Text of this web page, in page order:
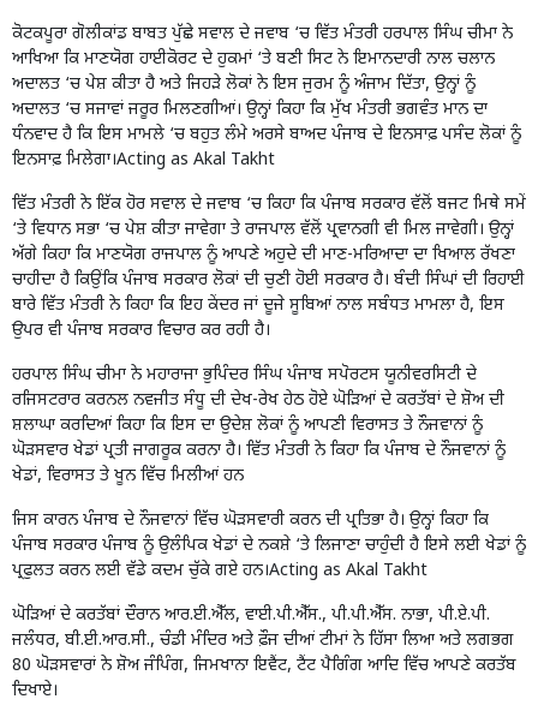
ਕੋਟਕਪੂਰਾ ਗੋਲੀਕਾਂਡ ਬਾਬਤ ਪੁੱਛੇ ਸਵਾਲ ਦੇ ਜਵਾਬ ‘ਚ ਵਿੱਤ ਮੰਤਰੀ ਹਰਪਾਲ ਸਿੰਘ ਚੀਮਾ ਨੇ
ਆਖਿਆ ਕਿ ਮਾਣਯੋਗ ਹਾਈਕੋਰਟ ਦੇ ਹੁਕਮਾਂ ‘ਤੇ ਬਣੀ ਸਿਟ ਨੇ ਇਮਾਨਦਾਰੀ ਨਾਲ ਚਲਾਨ
ਅਦਾਲਤ ‘ਚ ਪੇਸ਼ ਕੀਤਾ ਹੈ ਅਤੇ ਜਿਹੜੇ ਲੋਕਾਂ ਨੇ ਇਸ ਜੁਰਮ ਨੂੰ ਅੰਜਾਮ ਦਿੱਤਾ, ਉਨ੍ਹਾਂ ਨੂੰ
ਅਦਾਲਤ ‘ਚ ਸਜਾਵਾਂ ਜਰੂਰ ਮਿਲਣਗੀਆਂ। ਉਨ੍ਹਾਂ ਕਿਹਾ ਕਿ ਮੁੱਖ ਮੰਤਰੀ ਭਗਵੰਤ ਮਾਨ ਦਾ
ਧੰਨਵਾਦ ਹੈ ਕਿ ਇਸ ਮਾਮਲੇ ‘ਚ ਬਹੁਤ ਲੰਮੇ ਅਰਸੇ ਬਾਅਦ ਪੰਜਾਬ ਦੇ ਇਨਸਾਫ਼ ਪਸੰਦ ਲੋਕਾਂ ਨੂੰ
ਇਨਸਾਫ਼ ਮਿਲੇਗਾ।Acting as Akal Takht
ਵਿੱਤ ਮੰਤਰੀ ਨੇ ਇੱਕ ਹੋਰ ਸਵਾਲ ਦੇ ਜਵਾਬ ‘ਚ ਕਿਹਾ ਕਿ ਪੰਜਾਬ ਸਰਕਾਰ ਵੱਲੋਂ ਬਜਟ ਮਿਥੇ ਸਮੇਂ
‘ਤੇ ਵਿਧਾਨ ਸਭਾ ‘ਚ ਪੇਸ਼ ਕੀਤਾ ਜਾਵੇਗਾ ਤੇ ਰਾਜਪਾਲ ਵੱਲੋਂ ਪ੍ਰਵਾਨਗੀ ਵੀ ਮਿਲ ਜਾਵੇਗੀ। ਉਨ੍ਹਾਂ
ਅੱਗੇ ਕਿਹਾ ਕਿ ਮਾਣਯੋਗ ਰਾਜਪਾਲ ਨੂੰ ਆਪਣੇ ਅਹੁਦੇ ਦੀ ਮਾਣ-ਮਰਿਆਦਾ ਦਾ ਖਿਆਲ ਰੱਖਣਾ
ਚਾਹੀਦਾ ਹੈ ਕਿਉਂਕਿ ਪੰਜਾਬ ਸਰਕਾਰ ਲੋਕਾਂ ਦੀ ਚੁਣੀ ਹੋਈ ਸਰਕਾਰ ਹੈ। ਬੰਦੀ ਸਿੰਘਾਂ ਦੀ ਰਿਹਾਈ
ਬਾਰੇ ਵਿੱਤ ਮੰਤਰੀ ਨੇ ਕਿਹਾ ਕਿ ਇਹ ਕੇਂਦਰ ਜਾਂ ਦੂਜੇ ਸੂਬਿਆਂ ਨਾਲ ਸਬੰਧਤ ਮਾਮਲਾ ਹੈ, ਇਸ
ਉਪਰ ਵੀ ਪੰਜਾਬ ਸਰਕਾਰ ਵਿਚਾਰ ਕਰ ਰਹੀ ਹੈ।
ਹਰਪਾਲ ਸਿੰਘ ਚੀਮਾ ਨੇ ਮਹਾਰਾਜਾ ਭੁਪਿੰਦਰ ਸਿੰਘ ਪੰਜਾਬ ਸਪੋਰਟਸ ਯੂਨੀਵਰਸਿਟੀ ਦੇ
ਰਜਿਸਟਰਾਰ ਕਰਨਲ ਨਵਜੀਤ ਸੰਧੂ ਦੀ ਦੇਖ-ਰੇਖ ਹੇਠ ਹੋਏ ਘੋੜਿਆਂ ਦੇ ਕਰਤੱਬਾਂ ਦੇ ਸ਼ੋਅ ਦੀ
ਸ਼ਲਾਘਾ ਕਰਦਿਆਂ ਕਿਹਾ ਕਿ ਇਸ ਦਾ ਉਦੇਸ਼ ਲੋਕਾਂ ਨੂੰ ਆਪਣੀ ਵਿਰਾਸਤ ਤੇ ਨੌਜਵਾਨਾਂ ਨੂੰ
ਘੋੜਸਵਾਰ ਖੇਡਾਂ ਪ੍ਰਤੀ ਜਾਗਰੂਕ ਕਰਨਾ ਹੈ। ਵਿੱਤ ਮੰਤਰੀ ਨੇ ਕਿਹਾ ਕਿ ਪੰਜਾਬ ਦੇ ਨੌਜਵਾਨਾਂ ਨੂੰ
ਖੇਡਾਂ, ਵਿਰਾਸਤ ਤੇ ਖੂਨ ਵਿੱਚ ਮਿਲੀਆਂ ਹਨ
ਜਿਸ ਕਾਰਨ ਪੰਜਾਬ ਦੇ ਨੌਜਵਾਨਾਂ ਵਿੱਚ ਘੋੜਸਵਾਰੀ ਕਰਨ ਦੀ ਪ੍ਰਤਿਭਾ ਹੈ। ਉਨ੍ਹਾਂ ਕਿਹਾ ਕਿ
ਪੰਜਾਬ ਸਰਕਾਰ ਪੰਜਾਬ ਨੂੰ ਉਲੰਪਿਕ ਖੇਡਾਂ ਦੇ ਨਕਸ਼ੇ ‘ਤੇ ਲਿਜਾਣਾ ਚਾਹੁੰਦੀ ਹੈ ਇਸੇ ਲਈ ਖੇਡਾਂ ਨੂੰ
ਪ੍ਰਫੁਲਤ ਕਰਨ ਲਈ ਵੱਡੇ ਕਦਮ ਚੁੱਕੇ ਗਏ ਹਨ।Acting as Akal Takht
ਘੋੜਿਆਂ ਦੇ ਕਰਤੱਬਾਂ ਦੌਰਾਨ ਆਰ.ਈ.ਐੱਲ, ਵਾਈ.ਪੀ.ਐੱਸ., ਪੀ.ਪੀ.ਐੱਸ. ਨਾਭਾ, ਪੀ.ਏ.ਪੀ.
ਜਲੰਧਰ, ਬੀ.ਈ.ਆਰ.ਸੀ., ਚੰਡੀ ਮੰਦਿਰ ਅਤੇ ਫ਼ੌਜ ਦੀਆਂ ਟੀਮਾਂ ਨੇ ਹਿੱਸਾ ਲਿਆ ਅਤੇ ਲਗਭਗ
80 ਘੋੜਸਵਾਰਾਂ ਨੇ ਸ਼ੋਅ ਜੰਪਿੰਗ, ਜਿਮਖਾਨਾ ਇਵੈਂਟ, ਟੈਂਟ ਪੈਗਿੰਗ ਆਦਿ ਵਿੱਚ ਆਪਣੇ ਕਰਤੱਬ
ਦਿਖਾਏ।